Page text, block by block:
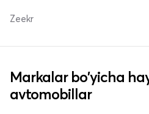
Zeekr
Markalar bo'yicha
avtomobillar